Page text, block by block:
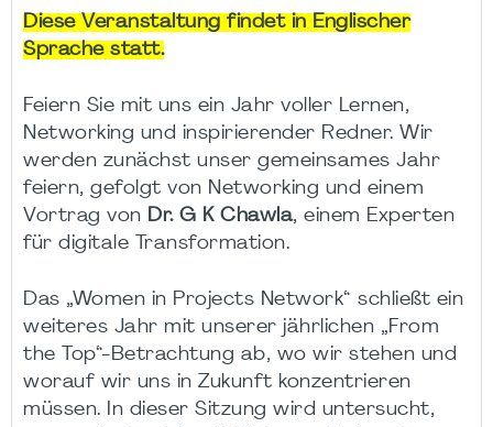
Diese Veranstaltung findet in Englischer
Sprache statt.
Feiern Sie mit uns ein Jahr voller Lernen,
Networking und inspirierender Redner. Wir
werden zunächst unser gemeinsames Jahr
feiern, gefolgt von Networking und einem
Vortrag von Dr. G K Chawla, einem Experten
für digitale Transformation.
Das „Women in Projects Network“ schließt ein
weiteres Jahr mit unserer jährlichen „From
the Top“-Betrachtung ab, wo wir stehen und
worauf wir uns in Zukunft konzentrieren
müssen. In dieser Sitzung wird untersucht,